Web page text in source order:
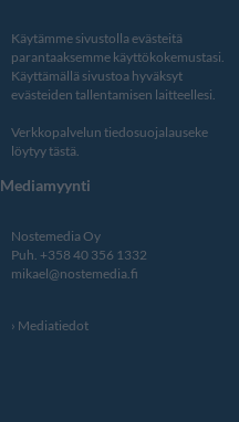
Käytämme sivustolla evästeitä
parantaaksemme käyttökokemustasi.
Käyttämällä sivustoa hyväksyt
evästeiden tallentamisen laitteellesi.
Verkkopalvelun tiedosuojalauseke
löytyy tästä.
Mediamyynti
Nostemedia Oy
Puh. +358 40 356 1332
mikael@nostemedia.fi
Mediatiedot